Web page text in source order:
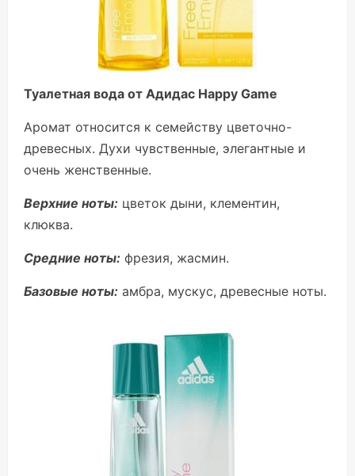
Туалетная вода от Адидас Happy Game
Аромат относится к семейству цветочно-
древесных. Духи чувственные, элегантные и
очень женственные.
Верхние ноты: цветок дыни, клементин,
клюква.
Средние ноты: фрезия, жасмин.
Базовые ноты: амбра, мускус, древесные ноты.